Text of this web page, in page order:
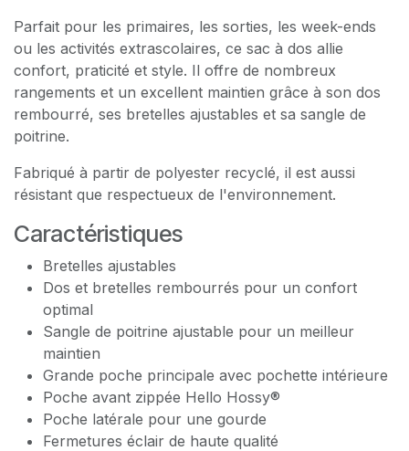
Parfait pour les primaires, les sorties, les week-ends
ou les activités extrascolaires, ce sac à dos allie
confort, praticité et style. Il offre de nombreux
rangements et un excellent maintien grâce à son dos
rembourré, ses bretelles ajustables et sa sangle de
poitrine.
Fabriqué à partir de polyester recyclé, il est aussi
résistant que respectueux de l'environnement.
Caractéristiques
Bretelles ajustables
Dos et bretelles rembourrés pour un confort
optimal
Sangle de poitrine ajustable pour un meilleur
maintien
Grande poche principale avec pochette intérieure
Poche avant zippée Hello Hossy®
Poche latérale pour une gourde
Fermetures éclair de haute qualité